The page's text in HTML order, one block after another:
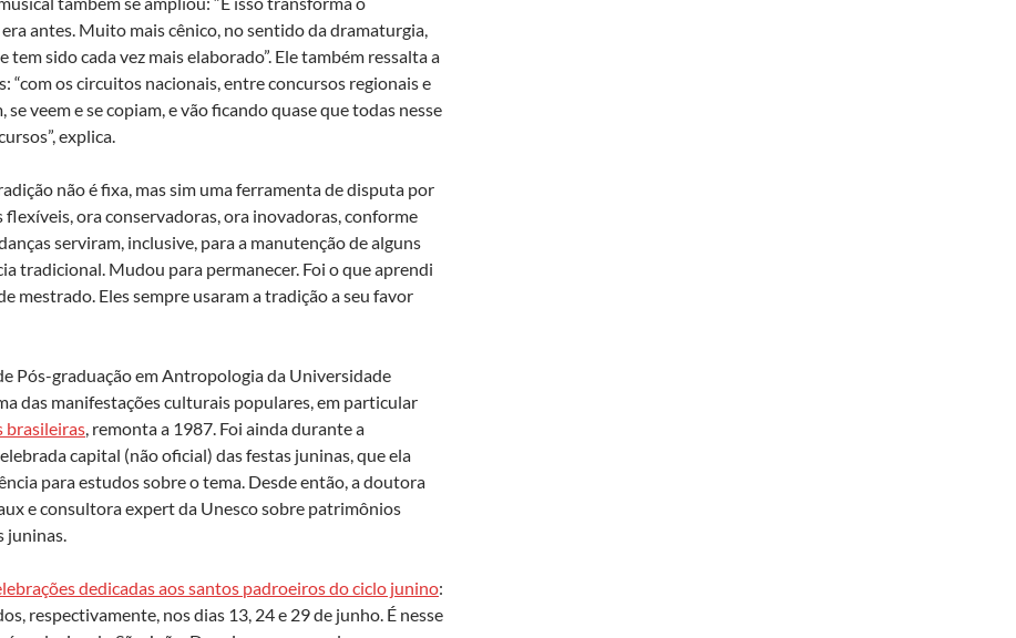
antes. Muito mais cênico, no sentido da dramaturgia,
sido cada vez mais elaborado”. Ele também ressalta a
os circuitos nacionais, entre concursos regionais e
veem e se copiam, e vão ficando quase que todas nesse
explica.
não é fixa, mas sim uma ferramenta de disputa por
ora conservadoras, ora inovadoras, conforme
serviram, inclusive, para a manutenção de alguns
tradicional. Mudou para permanecer. Foi o que aprendi
mestrado. Eles sempre usaram a tradição a seu favor
Pós-graduação em Antropologia da Universidade
das manifestações culturais populares, em particular
brasileiras , remonta a 1987. Foi ainda durante a
capital (não oficial) das festas juninas, que ela
para estudos sobre o tema. Desde então, a doutora
e consultora expert da Unesco sobre patrimônios
juninas.
dedicadas aos santos padroeiros do ciclo junino:
respectivamente, nos dias 13, 24 e 29 de junho. É nesse